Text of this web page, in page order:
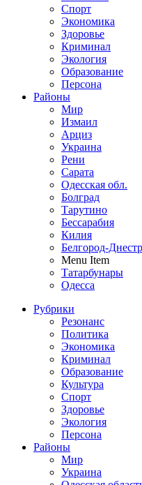
Спорт
Экономика
Здоровье
Криминал
Экология
Образование
Персона
Районы
Мир
Измаил
Арциз
Украина
Рени
Сарата
Одесская обл.
Болград
Тарутино
Бессарабия
Килия
Белгород-
Menu Item
Татарбунары
Одесса
Рубрики
Резонанс
Политика
Экономика
Криминал
Образование
Культура
Спорт
Здоровье
Экология
Персона
Районы
Мир
Украина